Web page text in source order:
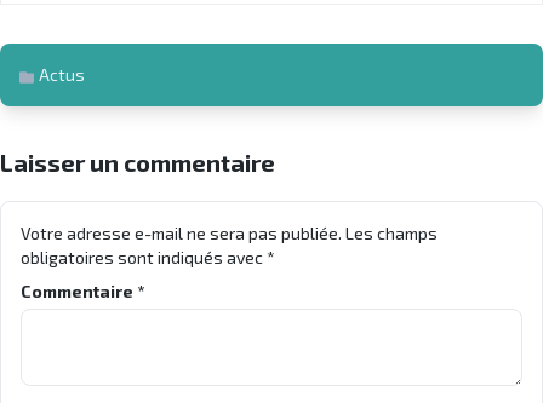
Actus
Laisser un commentaire
Votre adresse e-mail ne sera pas publiée. Les champs
obligatoires sont indiqués avec*
Commentaire *